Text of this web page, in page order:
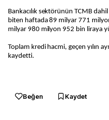
Bankacılık sektörünün TCMB
biten haftada 89 milyar 771
milyar 980 milyon 952 bin liraya
Toplam kredi hacmi, geçen yılın
kaydetti.
Beğen Kaydet